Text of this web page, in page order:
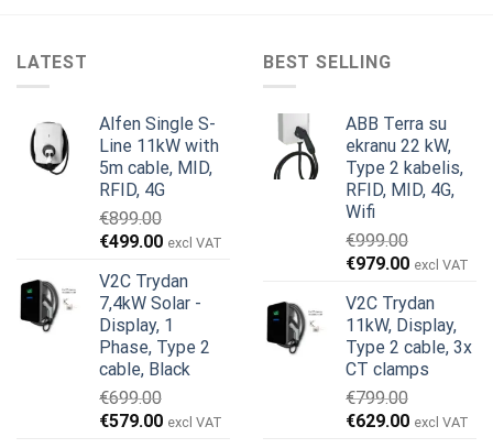
LATEST
Alfen Single S-
Line 11kW with
5m cable, MID,
RFID, 4G
€899.00
Original
was:
€899.00.
€499.00Current
is:
€499.00.
excl VAT
V2C Trydan
7,4kW Solar -
Display, 1
Phase, Type 2
cable, Black
€699.00
Original
€579.00Current
excl VAT
BEST SELLING
ABB Terra su
ekranu 22 kW,
Type 2 kabelis,
RFID, MID, 4G,
Wifi
€999.00
Original
was:
€999.00.
€979.00Current
is:
€979.00.
excl VAT
V2C Trydan
11kW, Display,
Type 2 cable, 3x
CT clamps
€799.00
Original
€629.00Current
excl VAT